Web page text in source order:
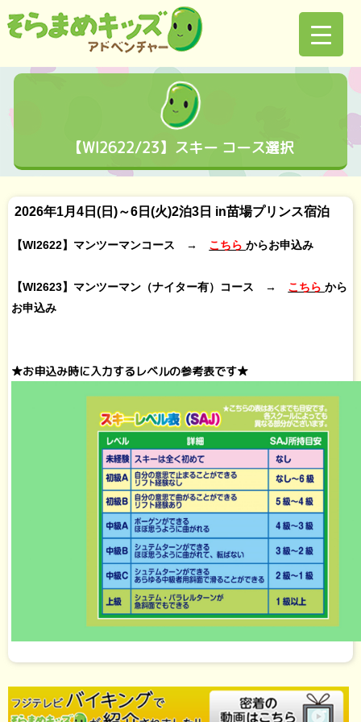
【WI2622/23】スキー コース選択
2026年1月4日(日)～6日(火)2泊3日 in苗場プリンス宿泊
【WI2622】マンツーマンコース → こちらからお申込み
【WI2623】マンツーマン（ナイター有）コース → こちらから
お申込み
★お申込み時に入力するレベルの参考表です★